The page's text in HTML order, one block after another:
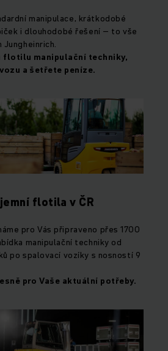
manipulace, krátkodobé
i dlouhodobé řešení – to vše
flotilu manipulační techniky,
a šetřete peníze.
flotila v ČR
pro Vás připraveno přes 1700
manipulační techniky od
po spalovací vozíky s nosností 9
pro Vaše aktuální potřeby.